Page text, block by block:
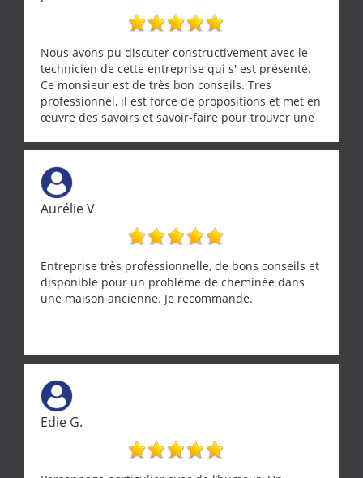
Nous avons pu discuter constructivement avec le
technicien de cette entreprise qui s' est présenté.
Ce monsieur est de très bon conseils. Tres
professionnel, il est force de propositions et met en
œuvre des savoirs et savoir-faire pour trouver une
demande de l écoute et de la considération, ce qui
ne se trouve que chez les pationnés de leur métier.
Merci a ce monsieur pour sa disponibilité
Aurélie V
Entreprise très professionnelle, de bons conseils et
disponible pour un problème de cheminée dans
une maison ancienne. Je recommande.
Edie G.